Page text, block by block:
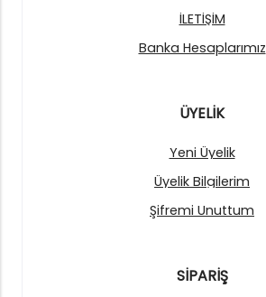
İLETİŞİM
Banka Hesaplarımız
ÜYELİK
Yeni Üyelik
Üyelik Bilgilerim
Şifremi Unuttum
SİPARİŞ